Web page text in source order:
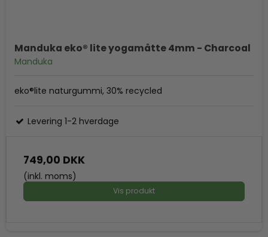
Manduka eko® lite yogamåtte 4mm - Charcoal
Manduka
eko®lite naturgummi, 30% recycled
Levering 1-2 hverdage
749,00 DKK
(inkl. moms)
Vis produkt